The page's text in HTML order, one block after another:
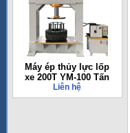
Máy ép thủy lực lốp
xe 200T YM-100 Tấn
Liên hệ